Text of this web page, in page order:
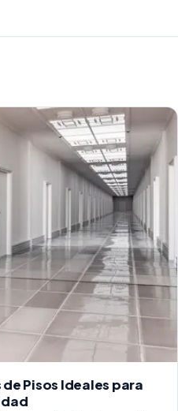
Pisos Ideales para